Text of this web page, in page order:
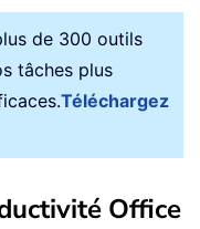
de 300 outils
tâches plus
Téléchargez
Office